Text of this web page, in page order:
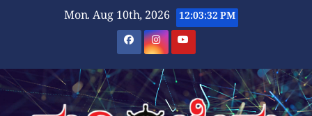
Mon. Aug 10th, 2026 12:03:33 PM